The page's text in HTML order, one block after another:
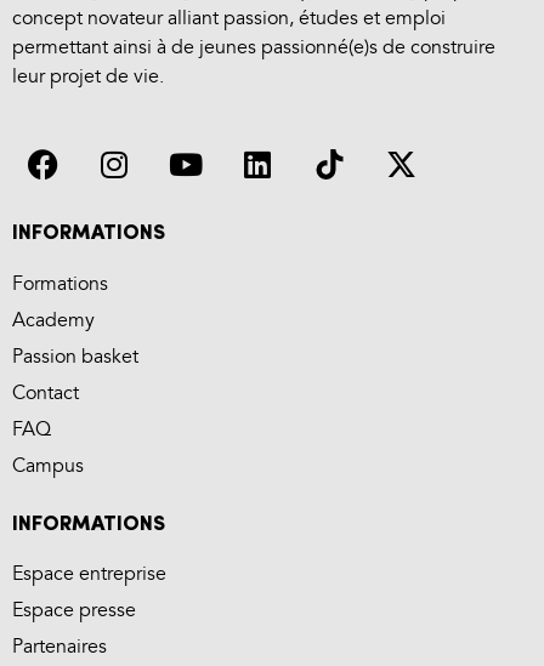
concept novateur alliant passion, études et emploi
permettant ainsi à de jeunes passionné(e)s de construire
leur projet de vie.
INFORMATIONS
Formations
Academy
Passion basket
Contact
FAQ
Campus
INFORMATIONS
Espace entreprise
Espace presse
Partenaires